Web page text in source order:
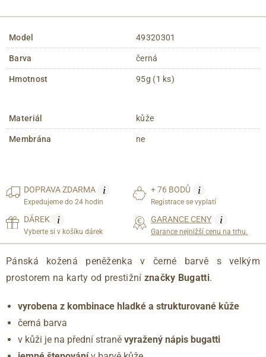
Model 49320301
Barva černá
Hmotnost 95g (1 ks)
Materiál kůže
Membrána ne
DOPRAVAZDARMA i
Expedujeme do 24 hodin
+ 76 BODŮ i
Registrace se vyplatí
DÁREK i
Vyberte si v košíku dárek
GARANCE CENY i
Garance nejnižší cenu na trhu.
Pánská kožená peněženka v černé barvě s velkým
prostorem na karty od prestižní značky Bugatti.
vyrobena z kombinace hladké a strukturované kůže
černá barva
v kůži je na přední straně vyražený nápis bugatti